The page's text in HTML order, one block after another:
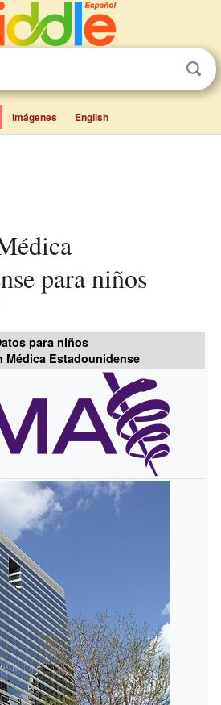
Imágenes English
para niños
para niños
Médica Estadounidense